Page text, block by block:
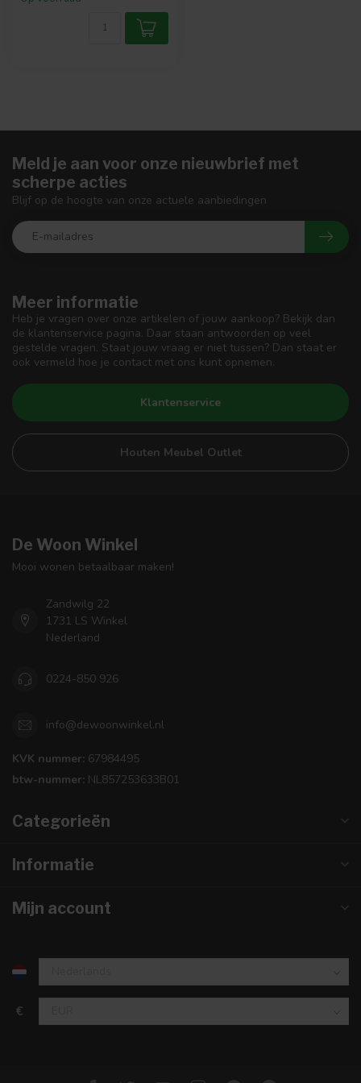
Meer informatie
Heb je vragen over onze artikelen of jouw aankoop? Bekijk dan
de klantenservice pagina. Daar staan antwoorden op veel
gestelde vragen. Staat jouw vraag er niet tussen? Dan staat er
ook vermeld hoe je contact met ons kunt opnemen.
Klantenservice
Houten Meubel Outlet
Meld je aan voor onze nieuwbrief met
scherpe acties
Blijf op de hoogte van onze actuele aanbiedingen
De Woon Winkel
Mooi wonen betaalbaar maken!
Zandwilg 22
1731 LS Winkel
Nederland
0224-850 926
info@dewoonwinkel.nl
KVK nummer: 67984495
btw-nummer: NL857253633B01
Categorieën
Informatie
Mijn account
€